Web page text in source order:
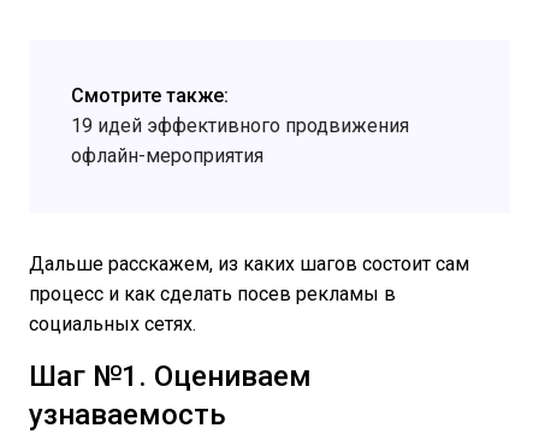
Смотрите также:
19 идей эффективного продвижения
офлайн-мероприятия
Дальше расскажем, из каких шагов состоит сам
процесс и как сделать посев рекламы в
социальных сетях.
Шаг №1. Оцениваем
узнаваемость